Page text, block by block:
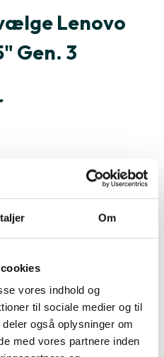
Om
vores indhold og
til sociale medier og til
også oplysninger om
med vores partnere inden
Lenovo
Gen. 3
E15 15" Gen. 3
med